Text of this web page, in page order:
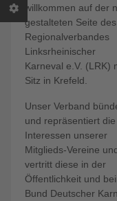
willkommen auf der
gestalteten Seite des
Regionalverbandes
Linksrheinischer
Karneval e.V. (LRK)
Sitz in Krefeld.
Unser Verband
und repräsentiert die
Interessen unserer
Mitglieds-Vereine
vertritt diese in der
Öffentlichkeit und
Bund Deutscher